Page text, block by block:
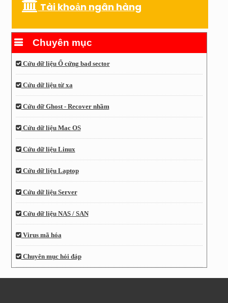
Tài khoản ngân hàng
Chuyên mục
Cứu dữ liệu Ổ cứng bad sector
Cứu dữ liệu từ xa
Cứu dữ Ghost - Recover nhầm
Cứu dữ liệu Mac OS
Cứu dữ liệu Linux
Cứu dữ liệu Laptop
Cứu dữ liệu Server
Cứu dữ liệu NAS / SAN
Virus mã hóa
Chuyên mục hỏi đáp